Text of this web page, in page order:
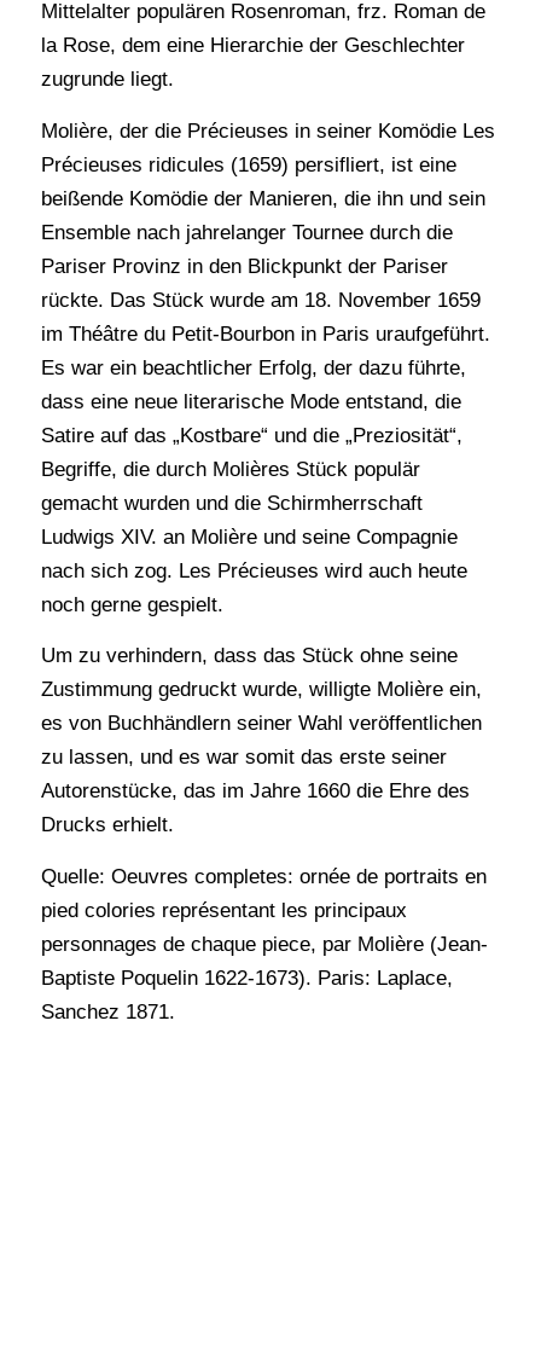
Mittelalter populären Rosenroman, frz. Roman de
la Rose, dem eine Hierarchie der Geschlechter
zugrunde liegt.
Molière, der die Précieuses in seiner Komödie Les
Précieuses ridicules (1659) persifliert, ist eine
beißende Komödie der Manieren, die ihn und sein
Ensemble nach jahrelanger Tournee durch die
Pariser Provinz in den Blickpunkt der Pariser
rückte. Das Stück wurde am 18. November 1659
im Théâtre du Petit-Bourbon in Paris uraufgeführt.
Es war ein beachtlicher Erfolg, der dazu führte,
dass eine neue literarische Mode entstand, die
Satire auf das „Kostbare“ und die „Preziosität“,
Begriffe, die durch Molières Stück populär
gemacht wurden und die Schirmherrschaft
Ludwigs XIV. an Molière und seine Compagnie
nach sich zog. Les Précieuses wird auch heute
noch gerne gespielt.
Um zu verhindern, dass das Stück ohne seine
Zustimmung gedruckt wurde, willigte Molière ein,
es von Buchhändlern seiner Wahl veröffentlichen
zu lassen, und es war somit das erste seiner
Autorenstücke, das im Jahre 1660 die Ehre des
Drucks erhielt.
Quelle: Oeuvres completes: ornée de portraits en
pied colories représentant les principaux
personnages de chaque piece, par Molière (Jean-
Baptiste Poquelin 1622-1673). Paris: Laplace,
Sanchez 1871.